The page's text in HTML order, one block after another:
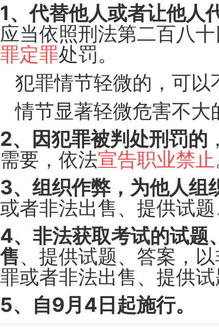
1、代替他人或者让他人
应当依照刑法第二百八
罪定罪处罚。
犯罪情节轻微的，可
情节显著轻微危害不
2、因犯罪被判处刑罚的
需要，依法宣告职业禁止
3、组织作弊，为他人组
或者非法出售、提供试
4、非法获取考试的试题
售、提供试题、答案，
罪或者非法出售、提供
5、自9月4日起施行。